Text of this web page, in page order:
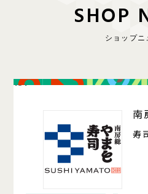
SHOP
ショップニ
131
南
寿